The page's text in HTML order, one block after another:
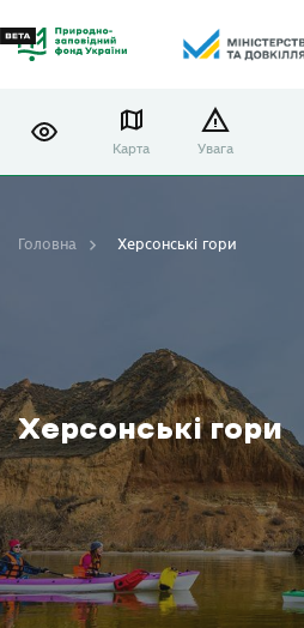
Карта Увага
Херсонські гори
Головна Херсонські гори